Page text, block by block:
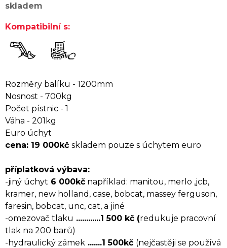
skladem
Kompatibilní s:
Rozměry balíku - 1200mm
Nosnost - 700kg
Počet pístnic - 1
Váha - 201kg
Euro úchyt
cena: 19 000kč skladem pouze s úchytem euro
příplatková výbava:
-jiný úchyt 6 000kč například: manitou, merlo ,jcb,
kramer, new holland, case, bobcat, massey ferguson,
faresin, bobcat, unc, cat, a jiné
-omezovač tlaku ............1 500 kč (redukuje pracovní
tlak na 200 barů)
-hydraulický zámek .......1 500kč (nejčastěji se používá